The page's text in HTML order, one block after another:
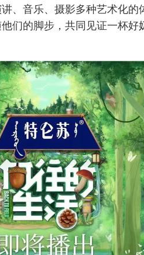
、音乐、摄影多种艺术化
们的脚步，共同见证一杯好